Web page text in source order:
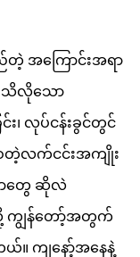
အကြောင်းအရာ
သိလိုသော
း၊ လုပ်ငန်းခွင်တွင်
စတဲ့လက်ငင်းအကျိုး
ာတွေ ဆိုလဲ
ကျွန်တော့်အတွက်
။ ကျနော့်အနေနဲ့